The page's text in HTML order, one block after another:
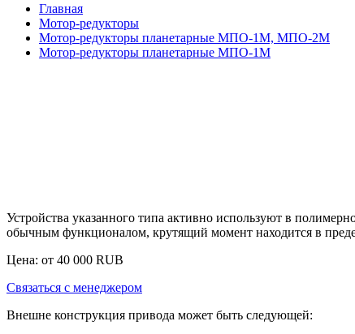
Главная
Мотор-редукторы
Мотор-редукторы планетарные МПО-1М, МПО-2М
Мотор-редукторы планетарные МПО-1М
Устройства указанного типа активно используют в
обычным функционалом, крутящий момент находится в
Цена: от 40 000 RUB
Связаться с менеджером
Внешне конструкция привода может быть следующей: